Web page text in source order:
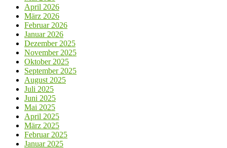
April 2026
März 2026
Februar 2026
Januar 2026
Dezember 2025
November 2025
Oktober 2025
September 2025
August 2025
Juli 2025
Juni 2025
Mai 2025
April 2025
März 2025
Februar 2025
Januar 2025